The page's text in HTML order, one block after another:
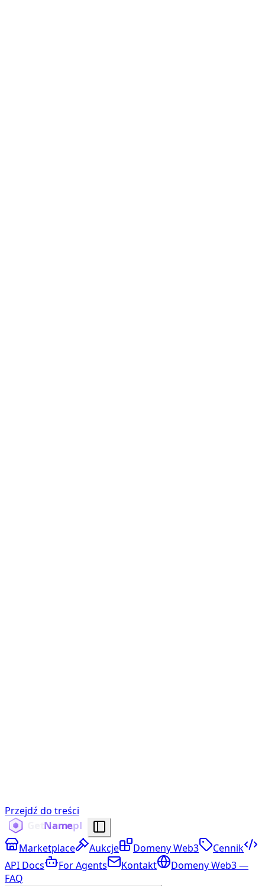
Przejdź do treści
Marketplace Aukcje Domeny Web3
Cennik
API Docs
For Agents Kontakt
Domeny Web3 —
FAQ